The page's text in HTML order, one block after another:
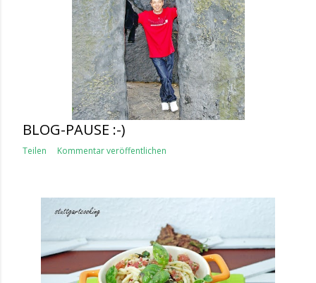
BLOG-PAUSE :-)
Teilen Kommentar veröffentlichen